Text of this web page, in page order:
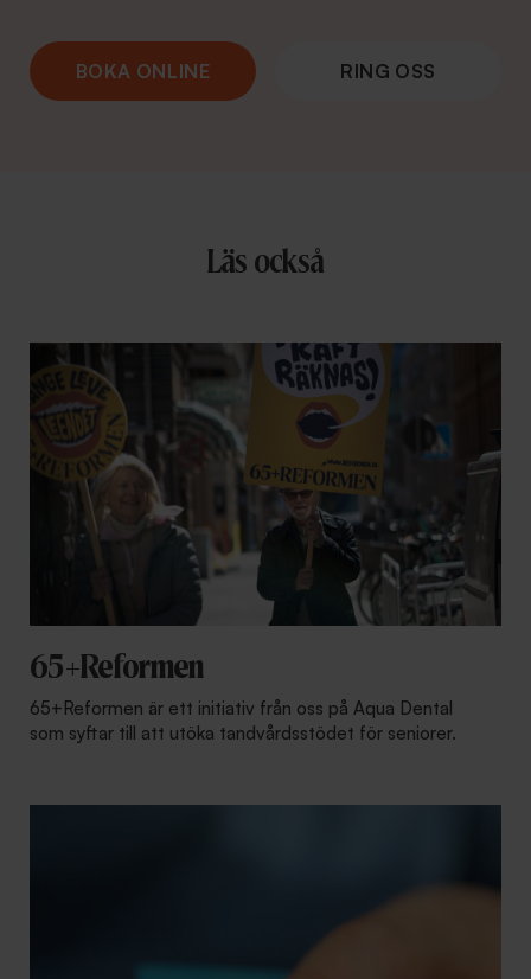
BOKA ONLINE RING OSS
Läs också
65+Reformen
65+Reformen är ett initiativ från oss på Aqua Dental
som syftar till att utöka tandvårdsstödet för seniorer.